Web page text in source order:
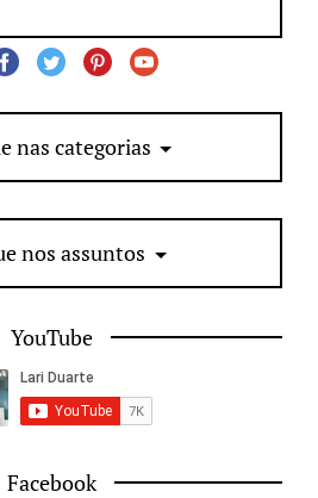
nas categorias
nos assuntos
YouTube
Facebook